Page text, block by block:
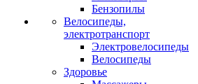
Бензопилы
Велосипеды,
электротранспорт
Электровелосипеды
Велосипеды
Здоровье